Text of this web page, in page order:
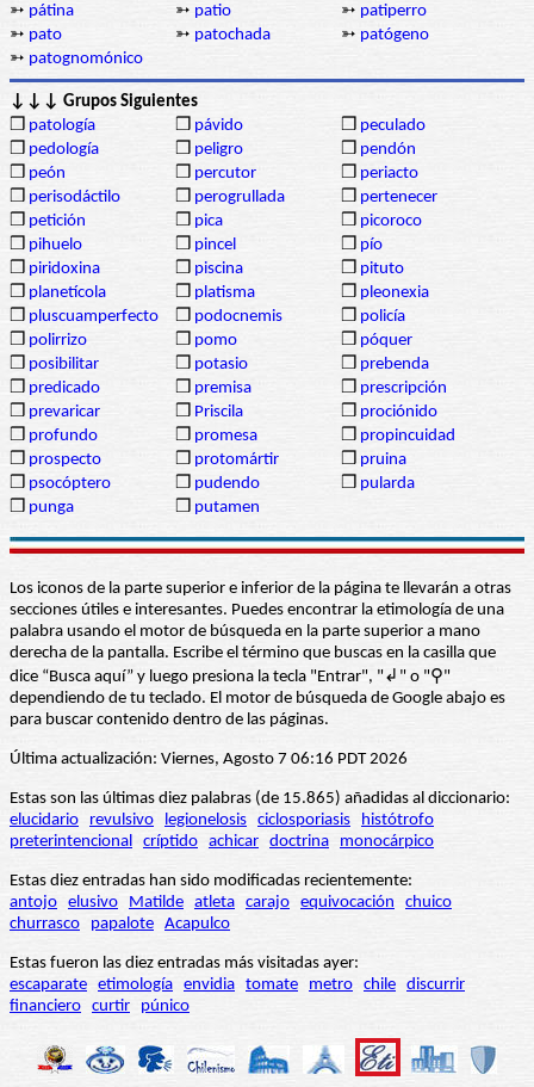
➳ pátina ➳ patio ➳ patiperro
➳ pato ➳ patochada ➳ patógeno
➳ patognomónico
↓↓↓ Grupos Siguientes
❒ patología ❒ pávido ❒ peculado
❒ pedología ❒ peligro ❒ pendón
❒ peón ❒ percutor ❒ periacto
❒ perisodáctilo ❒ perogrullada ❒ pertenecer
❒ petición ❒ pica ❒ picoroco
❒ pihuelo ❒ pincel ❒ pío
❒ piridoxina ❒ piscina ❒ pituto
❒ planetícola ❒ platisma ❒ pleonexia
❒ pluscuamperfecto ❒ podocnemis ❒ policía
❒ polirrizo ❒ pomo ❒ póquer
❒ posibilitar ❒ potasio ❒ prebenda
❒ predicado ❒ premisa ❒ prescripción
❒ prevaricar ❒ Priscila ❒ prociónido
❒ profundo ❒ promesa ❒ propincuidad
❒ prospecto ❒ protomártir ❒ pruina
❒ psocóptero ❒ pudendo ❒ pularda
❒ punga ❒ putamen
Los iconos de la parte superior e inferior de la página te llevarán a otras
secciones útiles e interesantes. Puedes encontrar la etimología de una
palabra usando el motor de búsqueda en la parte superior a mano
derecha de la pantalla. Escribe el término que buscas en la casilla que
dice “Busca aquí” y luego presiona la tecla "Entrar", "↲" o "⚲"
dependiendo de tu teclado. El motor de búsqueda de Google abajo es
para buscar contenido dentro de las páginas.
Última actualización: Viernes, Agosto 7 06:16 PDT 2026
Estas son las últimas diez palabras (de 15.865) añadidas al diccionario:
elucidario
revulsivo legionelosis ciclosporiasis
histótrofo
preterintencional
críptido achicar doctrina monocárpico
Estas diez entradas han sido modificadas recientemente:
antojo elusivo Matilde atleta carajo equivocación
chuico
churrasco
papalote Acapulco
Estas fueron las diez entradas más visitadas ayer:
escaparate etimología envidia tomate metro chile discurrir
financiero curtir púnico